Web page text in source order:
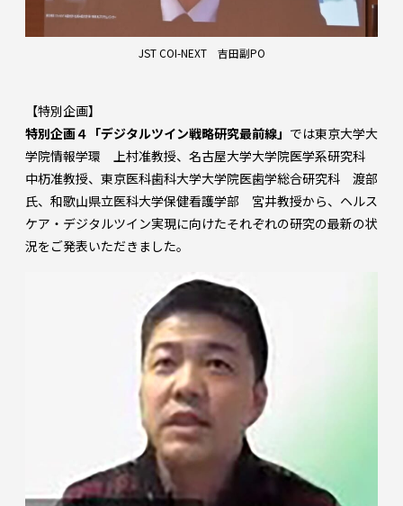
JST COI-NEXT 吉田副PO
【特別企画】
特別企画４「デジタルツイン戦略研究最前線」 では東京大学大
学院情報学環 上村准教授、名古屋大学大学院医学系研究科
中杤准教授、東京医科歯科大学大学院医歯学総合研究科 渡部
氏、和歌⼭県⽴医科⼤学保健看護学部 宮井教授から、ヘルス
ケア・デジタルツイン実現に向けたそれぞれの研究の最新の状
況をご発表いただきました。